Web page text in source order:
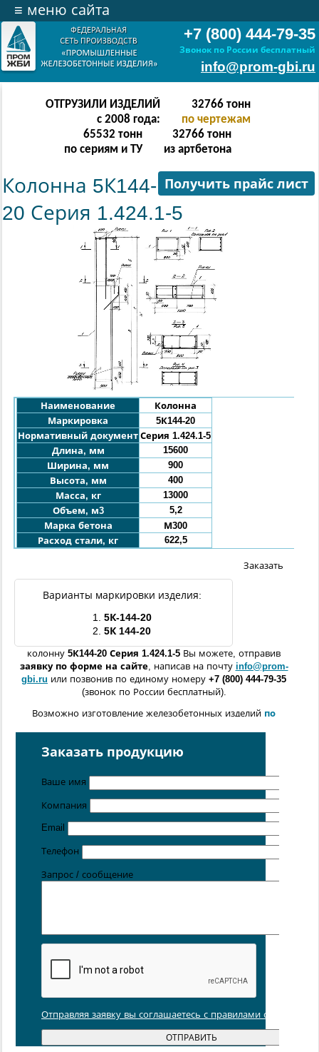
+7 (800) 444-79-35
Звонок по России бесплатный
info@prom-gbi.ru
≡ меню сайта
ОТГРУЗИЛИ ИЗДЕЛИЙ
с 2008 года:
65534тонн
по чертежам
131068 тонн
по сериям и ТУ
65534 тонн
из артбетона
Получить прайс лист
Колонна 5К144-
20 Серия 1.424.1-5
Наименование
Колонна
Маркировка
5К144-20
Нормативный документ Серия 1.424.1-5
Длина, мм
15600
Ширина, мм
900
Высота, мм
400
Масса, кг
13000
Объем, м3
5,2
Марка бетона
М300
Расход стали, кг
622,5
Варианты маркировки изделия:
1.
5К-144-20
2. 5К 144-20
Заказать
колонну 5К144-20 Серия 1.424.1-5 Вы можете, отправив
заявку по форме на сайте, написав на почту info@prom-
gbi.ru или позвонив по единому номеру +7 (800) 444-79-35
(звонок по России бесплатный).
Возможно изготовление железобетонных изделий по
Поставка осуществляется с производственных площадок,
Санкт-Петербурге
Хабаровске,Ростове-на-Дону,Екатеринбурге,
Заказать продукцию
Ваше имя
Компания
Email
Телефон
Запрос / сообщение
Отправляя заявку вы соглашаетесь с правилами обработки